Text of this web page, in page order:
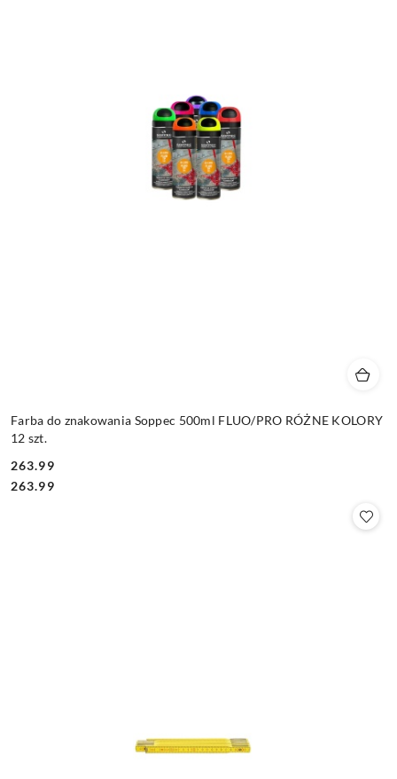
Farba do znakowania Soppec 500ml FLUO/PRO RÓŻNE KOLORY
12 szt.
Cena:
263.99
Cena:
263.99